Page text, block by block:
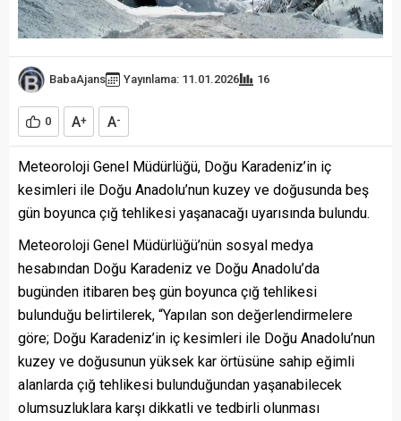
BabaAjans Yayınlama: 11.01.2026 16
0 A+ A-
Meteoroloji Genel Müdürlüğü, Doğu Karadeniz’in iç
kesimleri ile Doğu Anadolu’nun kuzey ve doğusunda beş
gün boyunca çığ tehlikesi yaşanacağı uyarısında bulundu.
Meteoroloji Genel Müdürlüğü’nün sosyal medya
hesabından Doğu Karadeniz ve Doğu Anadolu’da
bugünden itibaren beş gün boyunca çığ tehlikesi
bulunduğu belirtilerek, “Yapılan son değerlendirmelere
göre; Doğu Karadeniz’in iç kesimleri ile Doğu Anadolu’nun
kuzey ve doğusunun yüksek kar örtüsüne sahip eğimli
alanlarda çığ tehlikesi bulunduğundan yaşanabilecek
olumsuzluklara karşı dikkatli ve tedbirli olunması